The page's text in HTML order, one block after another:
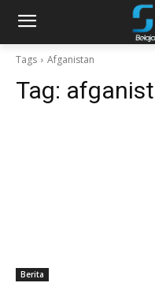
Tags Afganistan
Tag:
Berita